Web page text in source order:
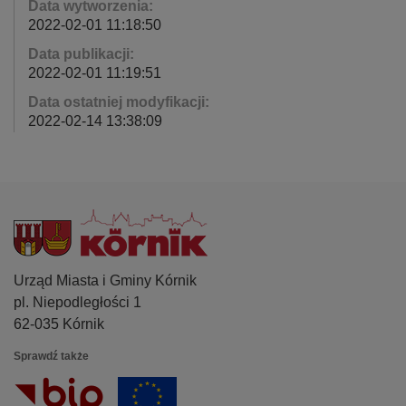
Data wytworzenia:
2022-02-01 11:18:50
Data publikacji:
2022-02-01 11:19:51
Data ostatniej modyfikacji:
2022-02-14 13:38:09
Urząd Miasta i Gminy Kórnik
pl. Niepodległości 1
62-035 Kórnik
Sprawdź także